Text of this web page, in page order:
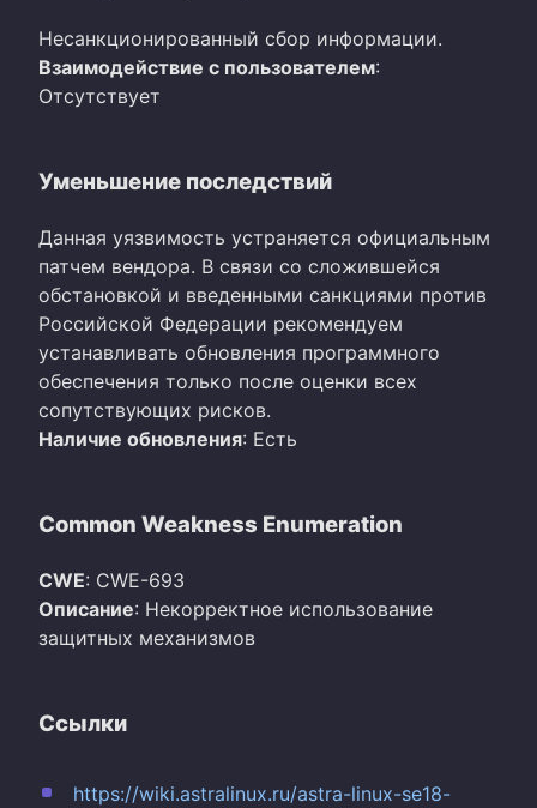
Несанкционированный сбор информации.
Взаимодействие с пользователем:
Отсутствует
Уменьшение последствий
Данная уязвимость устраняется официальным
патчем вендора. В связи со сложившейся
обстановкой и введенными санкциями против
Российской Федерации рекомендуем
устанавливать обновления программного
обеспечения только после оценки всех
сопутствующих рисков.
Наличие обновления: Есть
Common Weakness Enumeration
CWE: CWE-693
Описание: Некорректное использование
защитных механизмов
Ссылки
https://wiki.astralinux.ru/astra-linux-se18-